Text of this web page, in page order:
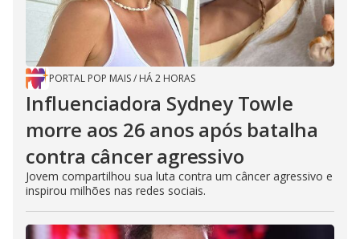
PORTAL POP MAIS/ HÁ 2 HORAS
Influenciadora Sydney Towle
morre aos 26 anos após batalha
contra câncer agressivo
Jovem compartilhou sua luta contra um câncer agressivo e
inspirou milhões nas redes sociais.